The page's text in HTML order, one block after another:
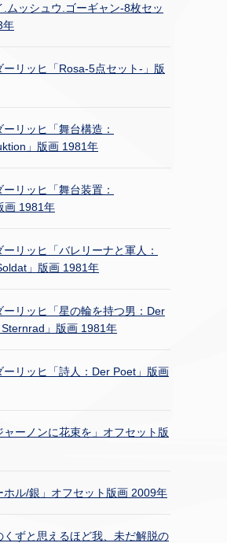
ムッシュウ.ゴーギャン-8枚セッ
年
ーリッヒ「Rosa-5点セット-」版
リッヒ「舞台構造：
」版画 1981年
リッヒ「舞台装置：
画 1981年
リッヒ「バレリーナと軍人：
」版画 1981年
ーリッヒ「星の輪を持つ男：Der
」版画 1981年
ーリッヒ「詩人：Der Poet」版画
ャーノンに花束を」オフセット版
ホル/銀」オフセット版画 2009年
くずと思えるほど我、未だ解脱の